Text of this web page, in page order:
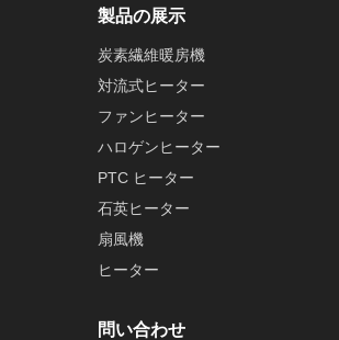
製品の展示
炭素繊維暖房機
対流式ヒーター
ファンヒーター
ハロゲンヒーター
PTC ヒーター
石英ヒーター
扇風機
ヒーター
問い合わせ